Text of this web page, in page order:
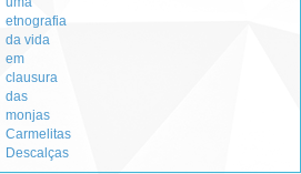
etnografia
da vida
em
clausura
das
monjas
Carmelitas
Descalças